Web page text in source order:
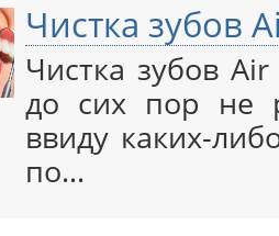
Чистка зубов
Чистка зубов
до сих пор не
ввиду каких-
по…